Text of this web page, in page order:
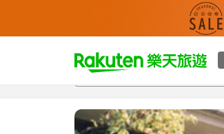
t
p
a
g
總覽客房與方案評語設施